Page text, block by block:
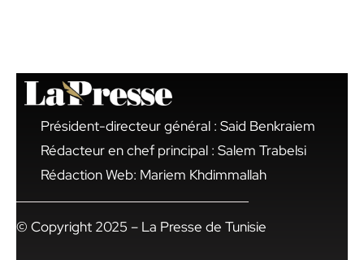
Président-directeur général : Said Benkraiem
Rédacteur en chef principal : Salem Trabelsi
Rédaction Web: Mariem Khdimmallah
© Copyright 2025 – La Presse de Tunisie